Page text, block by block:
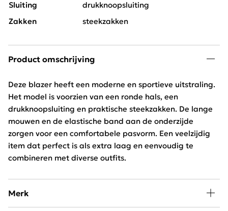
Sluiting
drukknoopsluiting
Zakken
steekzakken
Product omschrijving
Deze blazer heeft een moderne en sportieve uitstraling.
Het model is voorzien van een ronde hals, een
drukknoopsluiting en praktische steekzakken. De lange
mouwen en de elastische band aan de onderzijde
zorgen voor een comfortabele pasvorm. Een veelzijdig
item dat perfect is als extra laag en eenvoudig te
combineren met diverse outfits.
Merk